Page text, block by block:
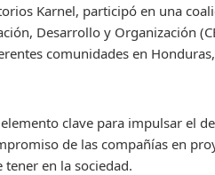
Karnel, participó en una
Desarrollo y Organización
comunidades en
clave para impulsar el
de las compañías en
tener en la sociedad.